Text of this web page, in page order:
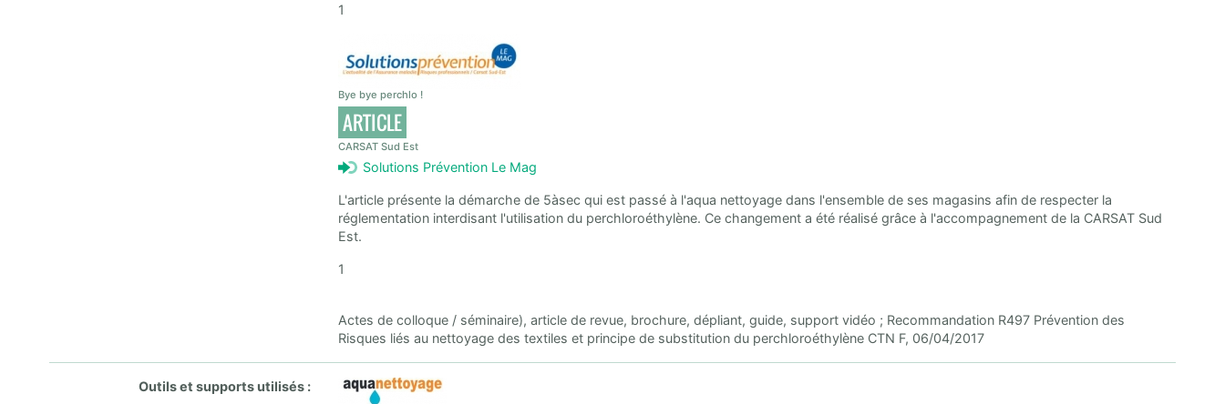
1
Bye bye perchlo !
ARTICLE
CARSAT Sud Est
Solutions Prévention Le Mag
L'article présente la démarche de 5àsec qui est passé à l'aqua nettoyage dans l'ensemble de ses magasins afin de respecter la
réglementation interdisant l'utilisation du perchloroéthylène. Ce changement a été réalisé grâce à l'accompagnement de la CARSAT Sud
Est.
1
Actes de colloque / séminaire), article de revue, brochure, dépliant, guide, support vidéo ; Recommandation R497 Prévention des
Risques liés au nettoyage des textiles et principe de substitution du perchloroéthylène CTN F, 06/04/2017
Outils et supports utilisés :